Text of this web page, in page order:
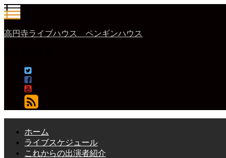
高円寺ライブハウス ペンギンハウス
ホーム
ライブスケジュール
これからの出演者紹介